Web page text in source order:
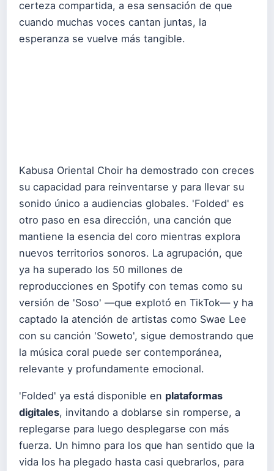
certeza compartida, a esa sensación de que
cuando muchas voces cantan juntas, la
esperanza se vuelve más tangible.
Kabusa Oriental Choir ha demostrado con creces
su capacidad para reinventarse y para llevar su
sonido único a audiencias globales. 'Folded' es
otro paso en esa dirección, una canción que
mantiene la esencia del coro mientras explora
nuevos territorios sonoros. La agrupación, que
ya ha superado los 50 millones de
reproducciones en Spotify con temas como su
versión de 'Soso' —que explotó en TikTok— y ha
captado la atención de artistas como Swae Lee
con su canción 'Soweto', sigue demostrando que
la música coral puede ser contemporánea,
relevante y profundamente emocional.
'Folded' ya está disponible en plataformas
digitales, invitando a doblarse sin romperse, a
replegarse para luego desplegarse con más
fuerza. Un himno para los que han sentido que la
vida los ha plegado hasta casi quebrarlos, para